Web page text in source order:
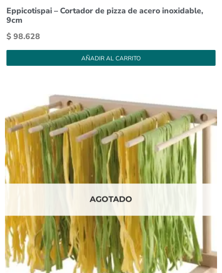
Eppicotispai – Cortador de pizza de acero inoxidable,
9cm
$ 98.628
AÑADIR AL CARRITO
AGOTADO